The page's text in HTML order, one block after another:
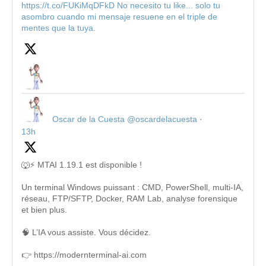
https://t.co/FUKiMqDFkD No necesito tu like... solo tu
asombro cuando mi mensaje resuene en el triple de
mentes que la tuya.
Oscar de la Cuesta @oscardelacuesta ·
13h
🐺⚡ MTAI 1.19.1 est disponible !
Un terminal Windows puissant : CMD, PowerShell, multi-IA,
réseau, FTP/SFTP, Docker, RAM Lab, analyse forensique
et bien plus.
🧠 L’IA vous assiste. Vous décidez.
👉 https://modernterminal-ai.com